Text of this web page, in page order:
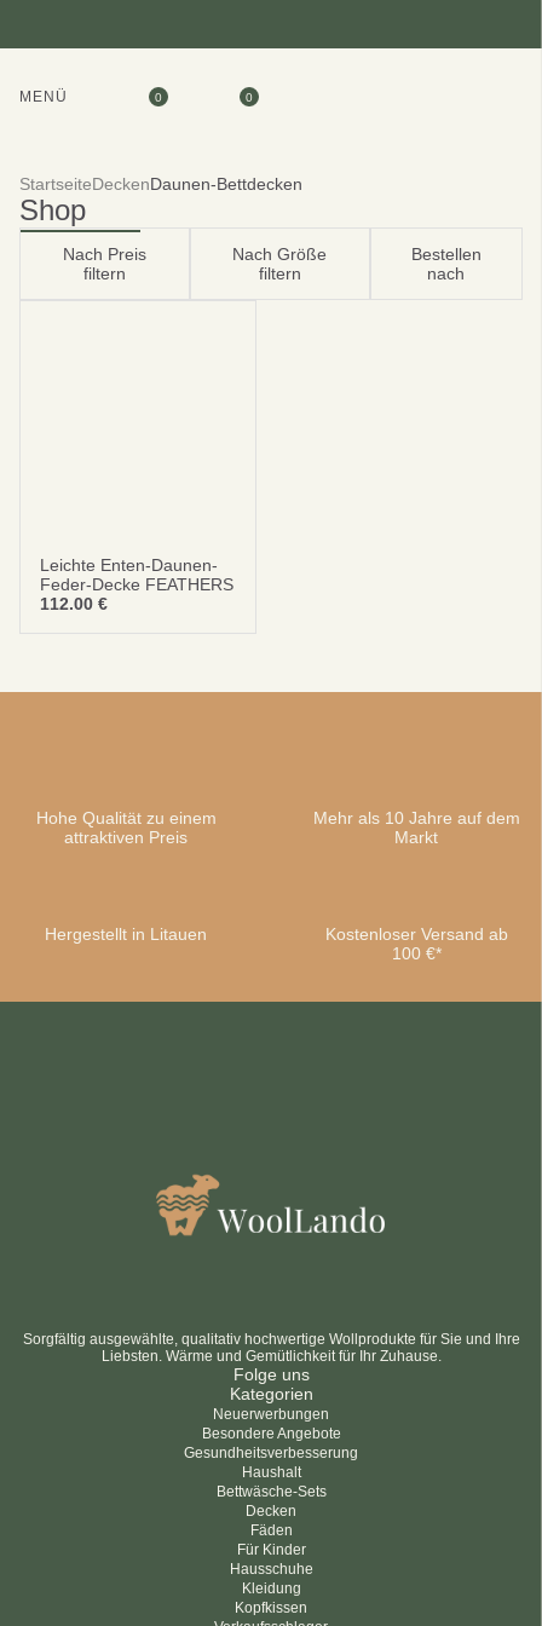
Sei schlau
10% SPAREN
MENÜ 0 0
StartseiteDeckenDaunen-Bettdecken
Shop
Nach Preis
filtern
Nach Größe
filtern
Bestellen
nach
Leichte Enten-Daunen-
Feder-Decke FEATHERS
112.00 €
Hohe Qualität zu einem
attraktiven Preis
Mehr als 10 Jahre auf dem
Markt
Hergestellt in Litauen
Kostenloser Versand ab
100 €*
Sorgfältig ausgewählte, qualitativ hochwertige Wollprodukte für Sie und Ihre
Liebsten. Wärme und Gemütlichkeit für Ihr Zuhause.
Folge uns
Kategorien
Neuerwerbungen
Besondere Angebote
Gesundheitsverbesserung
Haushalt
Bettwäsche-Sets
Decken
Fäden
Für Kinder
Hausschuhe
Kleidung
Kopfkissen